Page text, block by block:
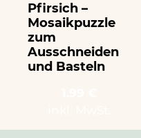
Pfirsich –
Mosaikpuzzle
zum
Ausschneiden
und Basteln